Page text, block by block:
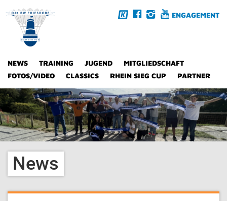
ENGAGEMENT
NEWS TRAINING JUGEND
MITGLIEDSCHAFT
FOTOS/VIDEO
CLASSICS RHEIN SIEG CUP PARTNER
News